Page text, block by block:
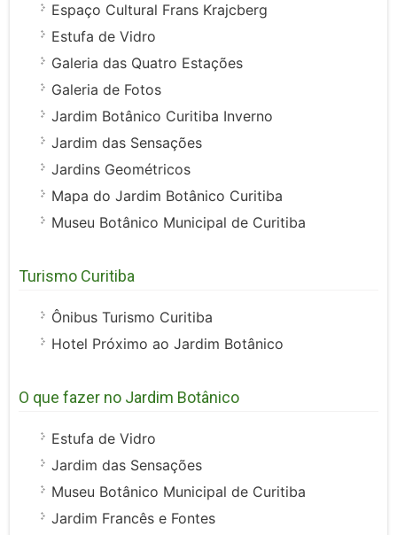
Espaço Cultural Frans Krajcberg
Estufa de Vidro
Galeria das Quatro Estações
Galeria de Fotos
Jardim Botânico Curitiba Inverno
Jardim das Sensações
Jardins Geométricos
Mapa do Jardim Botânico Curitiba
Museu Botânico Municipal de Curitiba
Turismo Curitiba
Ônibus Turismo Curitiba
Hotel Próximo ao Jardim Botânico
O que fazer no Jardim Botânico
Estufa de Vidro
Jardim das Sensações
Museu Botânico Municipal de Curitiba
Jardim Francês e Fontes